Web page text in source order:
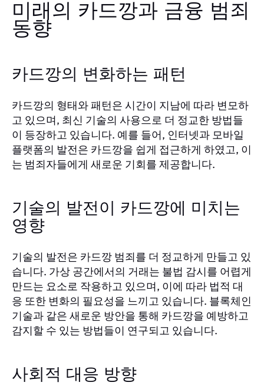
미래의 카드깡과 금융 범죄
동향
카드깡의 변화하는 패턴
카드깡의 형태와 패턴은 시간이 지남에 따라 변모하
고 있으며, 최신 기술의 사용으로 더 정교한 방법들
이 등장하고 있습니다. 예를 들어, 인터넷과 모바일
플랫폼의 발전은 카드깡을 쉽게 접근하게 하였고, 이
는 범죄자들에게 새로운 기회를 제공합니다.
기술의 발전이 카드깡에 미치는
영향
기술의 발전은 카드깡 범죄를 더 정교하게 만들고 있
습니다. 가상 공간에서의 거래는 불법 감시를 어렵게
만드는 요소로 작용하고 있으며, 이에 따라 법적 대
응 또한 변화의 필요성을 느끼고 있습니다. 블록체인
기술과 같은 새로운 방안을 통해 카드깡을 예방하고
감지할 수 있는 방법들이 연구되고 있습니다.
사회적 대응 방향